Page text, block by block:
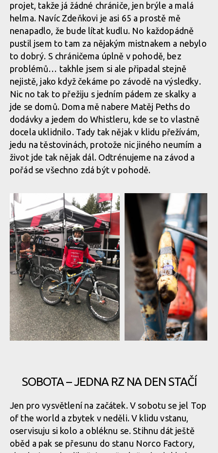
projet, takže já žádné chrániče, jen brýle a malá
helma. Navíc Zdeňkovi je asi 65 a prostě mě
nenapadlo, že bude lítat kudlu. No každopádně
pustil jsem to tam za nějakým mistnakem a nebylo
to dobrý. S chráničema úplně v pohodě, bez
problémů… takhle jsem si ale připadal stejně
nejistě, jako když čekáme po závodě na výsledky.
Nic no tak to přežiju s jedním pádem ze skalky a
jde se domů. Doma mě nabere Matěj Peths do
dodávky a jedem do Whistleru, kde se to vlastně
docela uklidnilo. Tady tak nějak v klidu přežívám,
jedu na těstovinách, protože nic jiného neumím a
život jde tak nějak dál. Odtrénujeme na závod a
pořád se všechno zdá být v pohodě.
Report: Max Adami na EWS ve
Whistleru skončil v klidovém
režimu
Report: Max Adami na
EWS ve Whistleru skončil
v klidovém režimu
SOBOTA – JEDNA RZ NA DEN STAČÍ
Jen pro vysvětlení na začátek. V sobotu se jel Top
of the world a zbytek v neděli. V klidu vstanu,
oservisuju si kolo a obléknu se. Stihnu dát ještě
oběd a pak se přesunu do stanu Norco Factory,